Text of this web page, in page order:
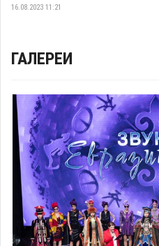
16.08.2023 11:21
ГАЛЕРЕИ